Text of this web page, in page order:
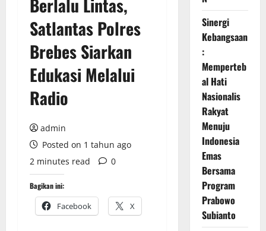
Berlalu Lintas,
Satlantas Polres
Brebes Siarkan
Edukasi Melalui
Radio
admin
Posted on 1 tahun ago
2 minutes read
0
Bagikan ini:
Facebook X
Sinergi
Kebangsaan
:
Memperteb
al Hati
Nasionalis
Rakyat
Menuju
Indonesia
Emas
Bersama
Program
Prabowo
Subianto